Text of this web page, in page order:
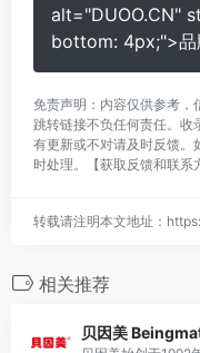
alt="DUOO.CN"
bottom: 4px;">
免责声明：内容仅供参考，
跳转链接不负任何责任。收
有更新或不对请及时反馈。
时处理。
【获取反馈和联系
转载请注明本文地址：
相关推荐
贝因美